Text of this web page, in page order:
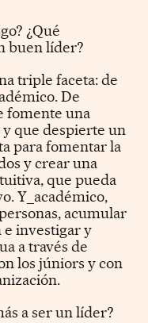
¿Qué
buen líder?
triple faceta: de
De
fomente una
y que despierte un
para fomentar la
y crear una
que pueda
Y_académico,
acumular
investigar y
a través de
los júniors y con
a ser un líder?